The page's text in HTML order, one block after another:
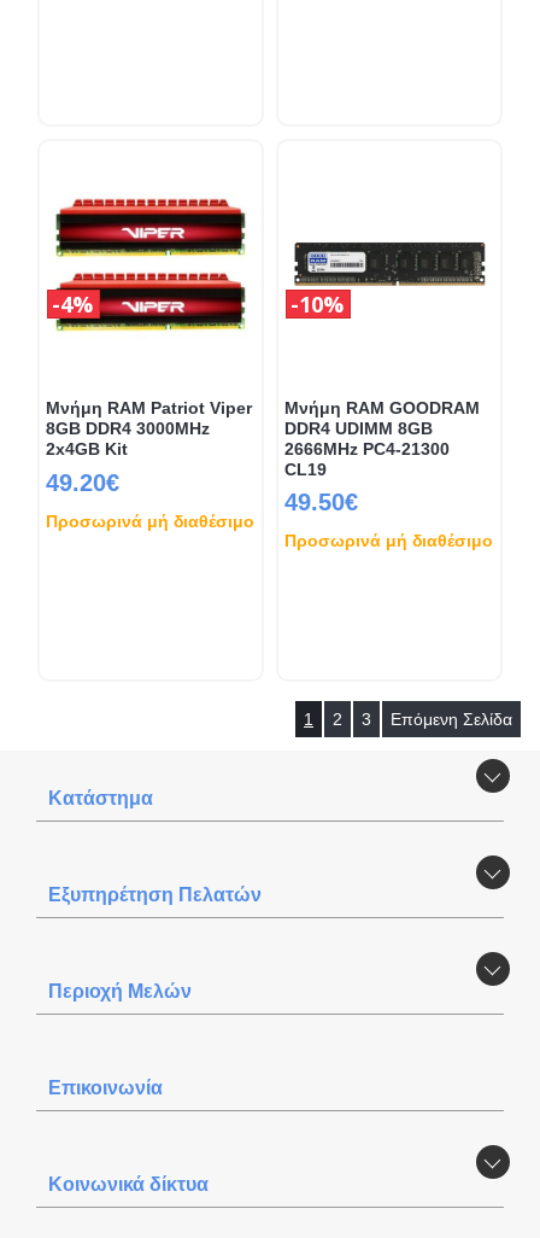
Μνήμη RAM Patriot Viper
8GB DDR4 3000MHz
2x4GB Kit
49.20€
4%
Προσωρινά μή διαθέσιμο
Μνήμη RAM GOODRAM
DDR4 UDIMM 8GB
2666MHz PC4-21300
CL19
49.50€
10%
Προσωρινά μή διαθέσιμο
1 2 3 Επόμενη Σελίδα
Κατάστημα
Εξυπηρέτηση Πελατών
Περιοχή Mελών
Επικοινωνία
Κοινωνικά δίκτυα